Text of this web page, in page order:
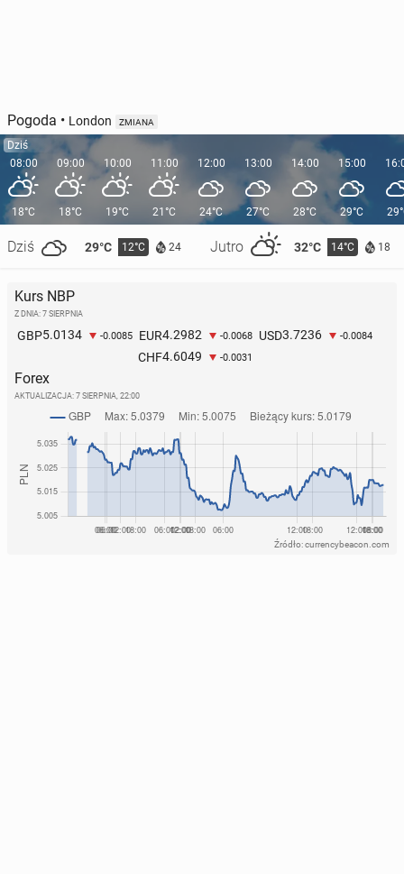
Pogoda • London ZMIANA
Dziś
08:00
18°C
Dziś 29°C 12°C 24 Jutro 32°C 14°C 18
09:00
18°C
10:00
19°C
11:00
21°C
12:00
24°C
13:00
27°C
14:00
28°C
15:00
29°C
Kurs NBP
Z DNIA: 7 SIERPNIA
GBP5.0134 -0.0085 EUR4.2982 -0.0068 USD3.7236 -0.0084
CHF4.6049 -0.0031
Forex
AKTUALIZACJA: 7 SIERPNIA, 22:00
Źródło: currencybeacon.com